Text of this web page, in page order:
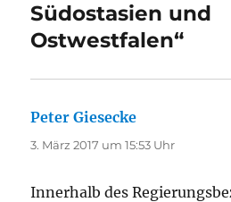
Südostasien und
Ostwestfalen“
Peter Giesecke
3. März 2017 um 15:53 Uhr
Innerhalb des